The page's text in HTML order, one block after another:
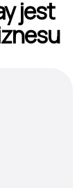
jest